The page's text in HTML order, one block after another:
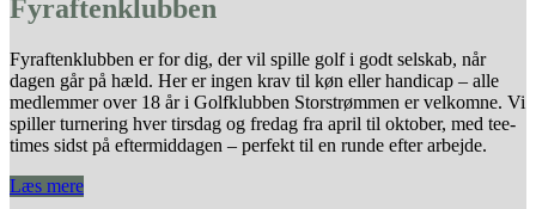
Fyraftenklubben
Fyraftenklubben er for dig, der vil spille golf i godt selskab, når
dagen går på hæld. Her er ingen krav til køn eller handicap – alle
medlemmer over 18 år i Golfklubben Storstrømmen er velkomne. Vi
spiller turnering hver tirsdag og fredag fra april til oktober, med tee-
times sidst på eftermiddagen – perfekt til en runde efter arbejde.
Læs mere